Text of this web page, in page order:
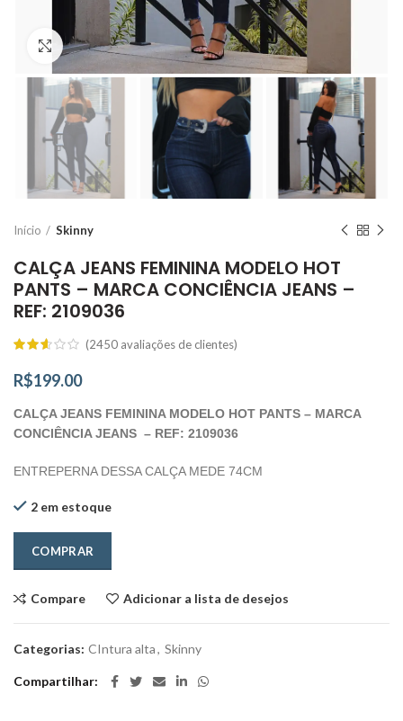
Click to enlarge
Início Skinny
CALÇA JEANS FEMININA MODELO HOT
PANTS – MARCA CONCIÊNCIA JEANS –
REF: 2109036
(2450 avaliações de clientes)
R$199.00
CALÇA JEANS FEMININA MODELO HOT PANTS – MARCA
CONCIÊNCIA JEANS – REF: 2109036
ENTREPERNA DESSA CALÇA MEDE 74CM
2 em estoque
COMPRAR
Compare Adicionar a lista de desejos
Categorias: CIntura alta, Skinny
Compartilhar